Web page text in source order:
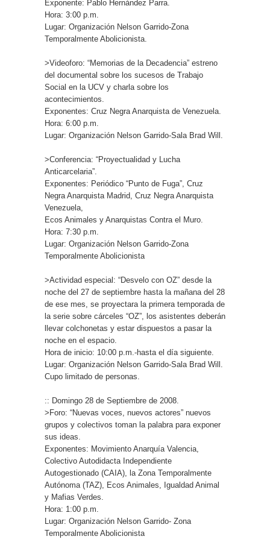
Exponente: Pablo Hernández Parra.
Hora: 3:00 p.m.
Lugar: Organización Nelson Garrido-Zona
Temporalmente Abolicionista.
>Videoforo: “Memorias de la Decadencia” estreno
del documental sobre los sucesos de Trabajo
Social en la UCV y charla sobre los
acontecimientos.
Exponentes: Cruz Negra Anarquista de Venezuela.
Hora: 6:00 p.m.
Lugar: Organización Nelson Garrido-Sala Brad Will.
>Conferencia: “Proyectualidad y Lucha
Anticarcelaria”.
Exponentes: Periódico “Punto de Fuga”, Cruz
Negra Anarquista Madrid, Cruz Negra Anarquista
Venezuela,
Ecos Animales y Anarquistas Contra el Muro.
Hora: 7:30 p.m.
Lugar: Organización Nelson Garrido-Zona
Temporalmente Abolicionista
>Actividad especial: “Desvelo con OZ” desde la
noche del 27 de septiembre hasta la mañana del 28
de ese mes, se proyectara la primera temporada de
la serie sobre cárceles “OZ”, los asistentes deberán
llevar colchonetas y estar dispuestos a pasar la
noche en el espacio.
Hora de inicio: 10:00 p.m.-hasta el día siguiente.
Lugar: Organización Nelson Garrido-Sala Brad Will.
Cupo limitado de personas.
:: Domingo 28 de Septiembre de 2008.
>Foro: “Nuevas voces, nuevos actores” nuevos
grupos y colectivos toman la palabra para exponer
sus ideas.
Exponentes: Movimiento Anarquía Valencia,
Colectivo Autodidacta Independiente
Autogestionado (CAIA), la Zona Temporalmente
Autónoma (TAZ), Ecos Animales, Igualdad Animal
y Mafias Verdes.
Hora: 1:00 p.m.
Lugar: Organización Nelson Garrido- Zona
Temporalmente Abolicionista